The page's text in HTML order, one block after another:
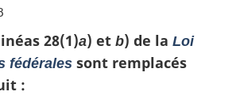
28(1)a) et b) de la Loi
fédérales sont remplacés
: